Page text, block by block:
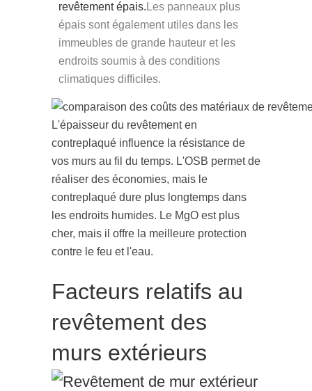
revêtement épais. Les panneaux plus
épais sont également utiles dans les
immeubles de grande hauteur et les
endroits soumis à des conditions
climatiques difficiles.
L'épaisseur du revêtement en
contreplaqué influence la résistance de
vos murs au fil du temps. L'OSB permet de
réaliser des économies, mais le
contreplaqué dure plus longtemps dans
les endroits humides. Le MgO est plus
cher, mais il offre la meilleure protection
contre le feu et l'eau.
Facteurs relatifs au
revêtement des
murs extérieurs